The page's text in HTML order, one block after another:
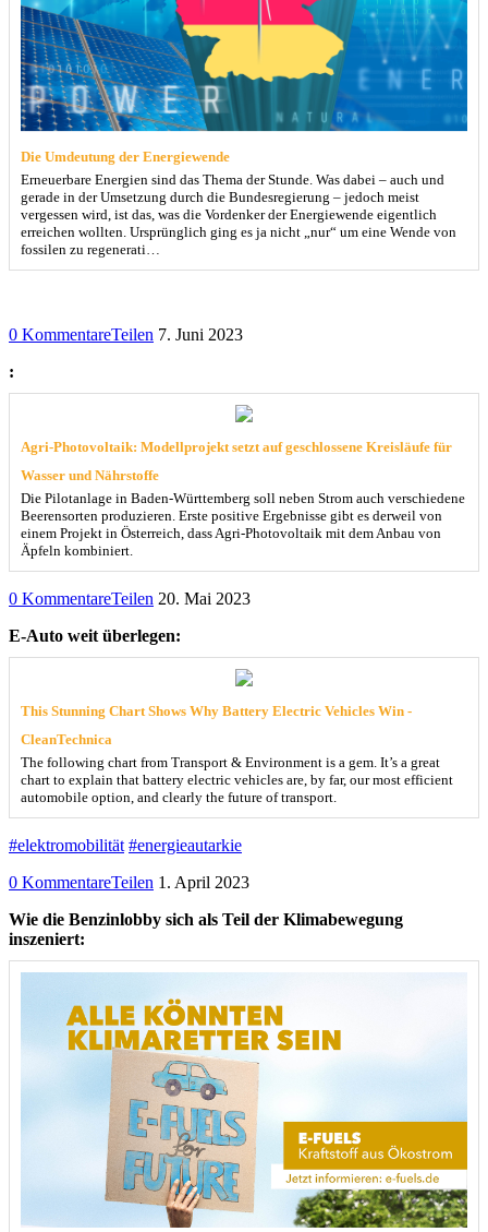
Die Umdeutung der Energiewende
Erneuerbare Energien sind das Thema der Stunde. Was dabei – auch und
gerade in der Umsetzung durch die Bundesregierung – jedoch meist
vergessen wird, ist das, was die Vordenker der Energiewende eigentlich
erreichen wollten. Ursprünglich ging es ja nicht „nur“ um eine Wende von
fossilen zu regenerati…
0 KommentareTeilen 7. Juni 2023
:
Agri-Photovoltaik: Modellprojekt setzt auf geschlossene Kreisläufe für
Wasser und Nährstoffe
Die Pilotanlage in Baden-Württemberg soll neben Strom auch verschiedene
Beerensorten produzieren. Erste positive Ergebnisse gibt es derweil von
einem Projekt in Österreich, dass Agri-Photovoltaik mit dem Anbau von
Äpfeln kombiniert.
0 KommentareTeilen 20. Mai 2023
E-Auto weit überlegen:
This Stunning Chart Shows Why Battery Electric Vehicles Win -
CleanTechnica
The following chart from Transport & Environment is a gem. It’s a great
chart to explain that battery electric vehicles are, by far, our most efficient
automobile option, and clearly the future of transport.
#elektromobilität #energieautarkie
0 KommentareTeilen 1. April 2023
Wie die Benzinlobby sich als Teil der Klimabewegung
inszeniert: